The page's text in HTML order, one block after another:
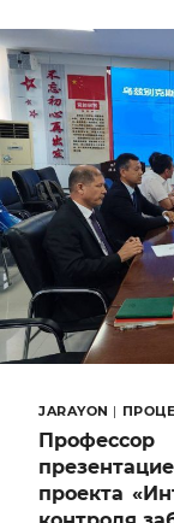
JARAYON |
проекта